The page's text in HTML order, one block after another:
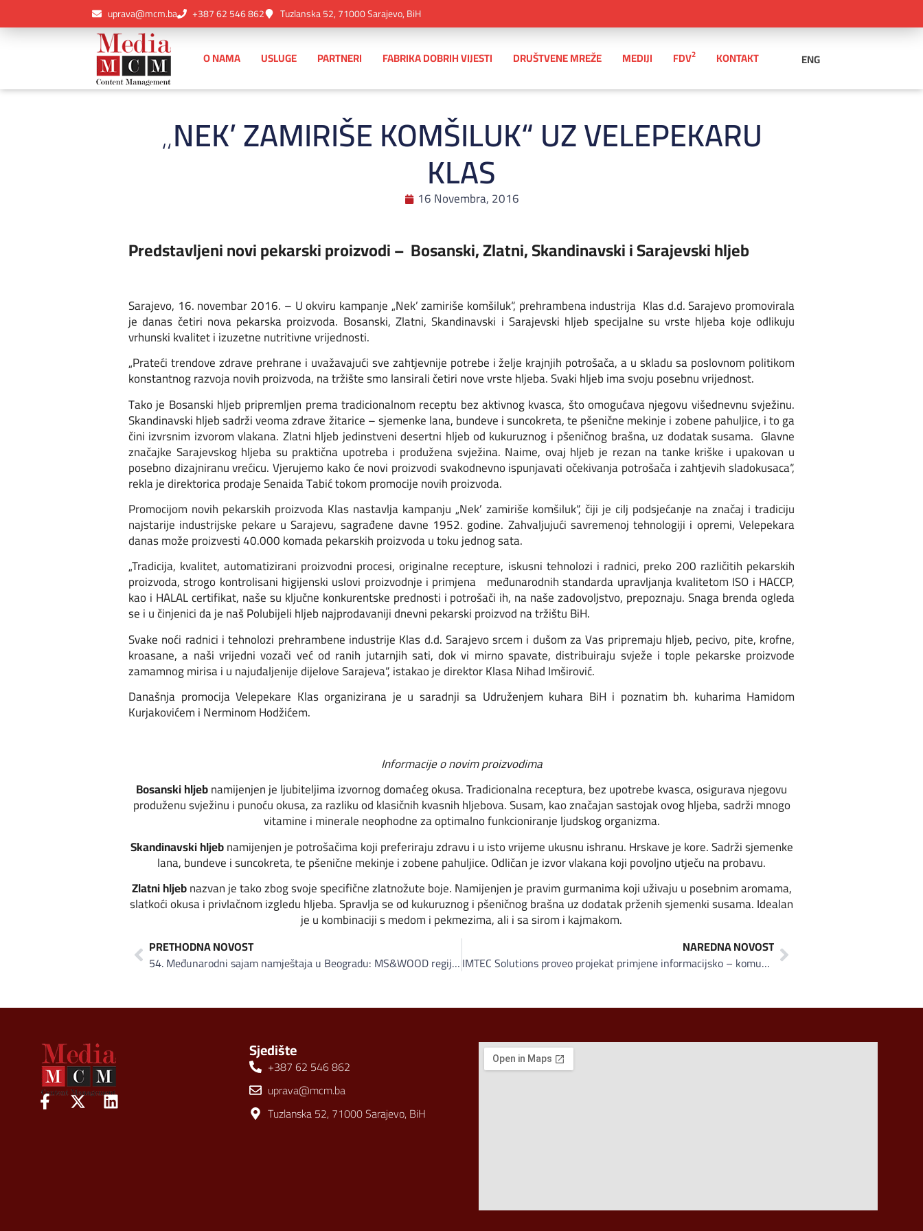
uprava@mcm.ba +387 62 546 862 Tuzlanska 52, 71000 Sarajevo, BiH
O NAMA USLUGE PARTNERI FABRIKA DOBRIH VIJESTI DRUŠTVENE MREŽE MEDIJI FDV2 KONTAKT ENG
„NEK’ ZAMIRIŠE KOMŠILUK“ UZ VELEPEKARU
KLAS
16 Novembra, 2016
Predstavljeni novi pekarski proizvodi – Bosanski, Zlatni, Skandinavski i Sarajevski hljeb
Sarajevo, 16. novembar 2016. – U okviru kampanje „Nek’ zamiriše komšiluk“, prehrambena industrija Klas d.d. Sarajevo promovirala
je danas četiri nova pekarska proizvoda. Bosanski, Zlatni, Skandinavski i Sarajevski hljeb specijalne su vrste hljeba koje odlikuju
vrhunski kvalitet i izuzetne nutritivne vrijednosti.
„Prateći trendove zdrave prehrane i uvažavajući sve zahtjevnije potrebe i želje krajnjih potrošača, a u skladu sa poslovnom politikom
konstantnog razvoja novih proizvoda, na tržište smo lansirali četiri nove vrste hljeba. Svaki hljeb ima svoju posebnu vrijednost.
Tako je Bosanski hljeb pripremljen prema tradicionalnom receptu bez aktivnog kvasca, što omogućava njegovu višednevnu svježinu.
Skandinavski hljeb sadrži veoma zdrave žitarice – sjemenke lana, bundeve i suncokreta, te pšenične mekinje i zobene pahuljice, i to ga
čini izvrsnim izvorom vlakana. Zlatni hljeb jedinstveni desertni hljeb od kukuruznog i pšeničnog brašna, uz dodatak susama. Glavne
značajke Sarajevskog hljeba su praktična upotreba i produžena svježina. Naime, ovaj hljeb je rezan na tanke kriške i upakovan u
posebno dizajniranu vrećicu. Vjerujemo kako će novi proizvodi svakodnevno ispunjavati očekivanja potrošača i zahtjevih sladokusaca“,
rekla je direktorica prodaje Senaida Tabić tokom promocije novih proizvoda.
Promocijom novih pekarskih proizvoda Klas nastavlja kampanju „Nek’ zamiriše komšiluk“, čiji je cilj podsjećanje na značaj i tradiciju
najstarije industrijske pekare u Sarajevu, sagrađene davne 1952. godine. Zahvaljujući savremenoj tehnologiji i opremi, Velepekara
danas može proizvesti 40.000 komada pekarskih proizvoda u toku jednog sata.
„Tradicija, kvalitet, automatizirani proizvodni procesi, originalne recepture, iskusni tehnolozi i radnici, preko 200 različitih pekarskih
proizvoda, strogo kontrolisani higijenski uslovi proizvodnje i primjena međunarodnih standarda upravljanja kvalitetom ISO i HACCP,
kao i HALAL certifikat, naše su ključne konkurentske prednosti i potrošači ih, na naše zadovoljstvo, prepoznaju. Snaga brenda ogleda
se i u činjenici da je naš Polubijeli hljeb najprodavaniji dnevni pekarski proizvod na tržištu BiH.
Svake noći radnici i tehnolozi prehrambene industrije Klas d.d. Sarajevo srcem i dušom za Vas pripremaju hljeb, pecivo, pite, krofne,
kroasane, a naši vrijedni vozači već od ranih jutarnjih sati, dok vi mirno spavate, distribuiraju svježe i tople pekarske proizvode
zamamnog mirisa i u najudaljenije dijelove Sarajeva“, istakao je direktor Klasa Nihad Imširović.
Današnja promocija Velepekare Klas organizirana je u saradnji sa Udruženjem kuhara BiH i poznatim bh. kuharima Hamidom
Kurjakovićem i Nerminom Hodžićem.
Informacije o novim proizvodima
Bosanski hljebnamijenjen je ljubiteljima izvornog domaćeg okusa. Tradicionalna receptura, bez upotrebe kvasca, osigurava njegovu
produženu svježinu i punoću okusa, za razliku od klasičnih kvasnih hljebova. Susam, kao značajan sastojak ovog hljeba, sadrži mnogo
vitamine i minerale neophodne za optimalno funkcioniranje ljudskog organizma.
Skandinavski hljebnamijenjen je potrošačima koji preferiraju zdravu i u isto vrijeme ukusnu ishranu. Hrskave je kore. Sadrži sjemenke
lana, bundeve i suncokreta, te pšenične mekinje i zobene pahuljice. Odličan je izvor vlakana koji povoljno utječu na probavu.
Zlatni hljebnazvan je tako zbog svoje specifične zlatnožute boje. Namijenjen je pravim gurmanima koji uživaju u posebnim aromama,
slatkoći okusa i privlačnom izgledu hljeba. Spravlja se od kukuruznog i pšeničnog brašna uz dodatak prženih sjemenki susama. Idealan
je u kombinaciji s medom i pekmezima, ali i sa sirom i kajmakom.
PRETHODNA NOVOST
54. Međunarodni sajam namještaja u Beogradu: MS&WOOD regiji predstavio svoju svjetski nagrađivanu “Primum collection 2016”
NAREDNA NOVOST
IMTEC Solutions proveo projekat primjene informacijsko – komunikacijskih sistema u novom Hotelu i Kongresnom centru «Hills»
Sjedište
+387 62 546 862
uprava@mcm.ba
Tuzlanska 52, 71000 Sarajevo, BiH